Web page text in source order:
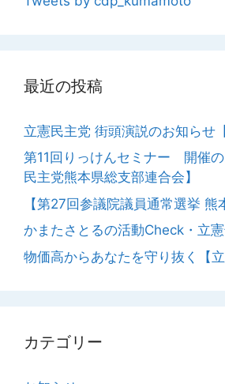
最近の投稿
立憲民主党 街頭演説のお知らせ
第11回りっけんセミナー 開催
民主党熊本県総支部連合会】
【第27回参議院議員通常選挙 熊
かまたさとるの活動Check・立
物価高からあなたを守り抜く【立
カテゴリー